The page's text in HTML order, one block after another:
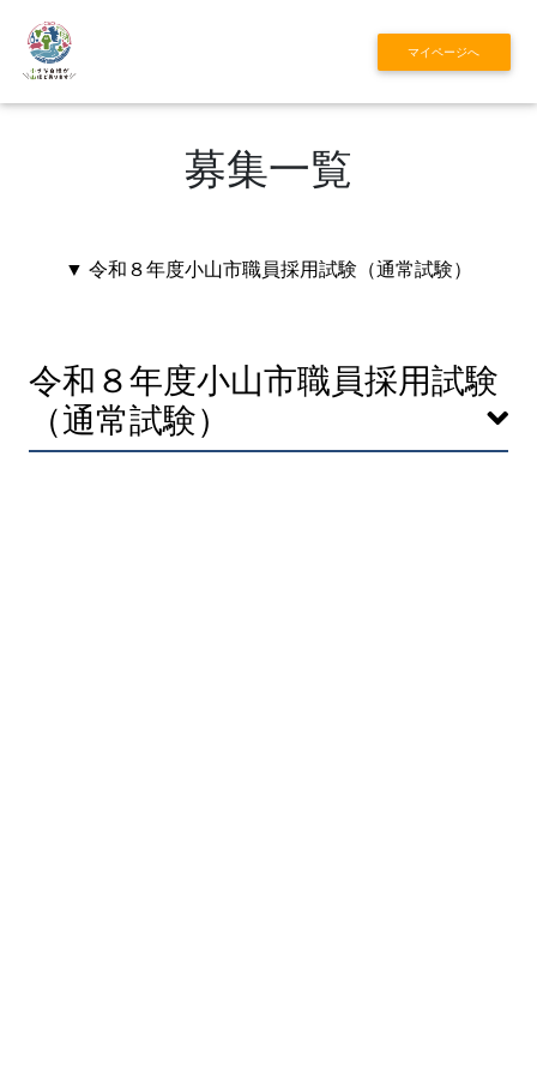
マイページへ
募集一覧
▼ 令和８年度小山市職員採用試験（通常試験）
令和８年度小山市職員採用試験
（通常試験）